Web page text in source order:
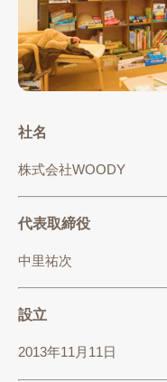
社名
株式会社WOODY
代表取締役
中里祐次
設立
2013年11月11日